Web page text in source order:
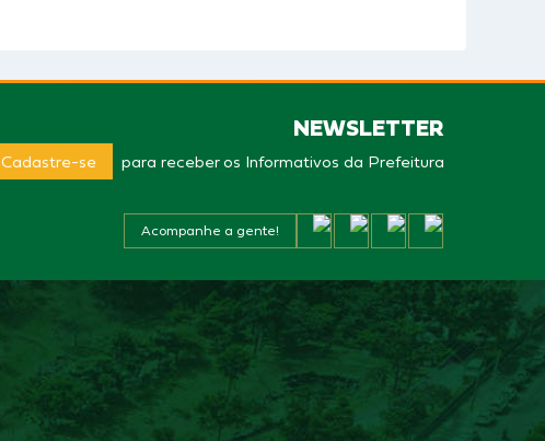
NEWSLETTER
Cadastre-se para receber os Informativos da Prefeitura
Acompanhe a gente!